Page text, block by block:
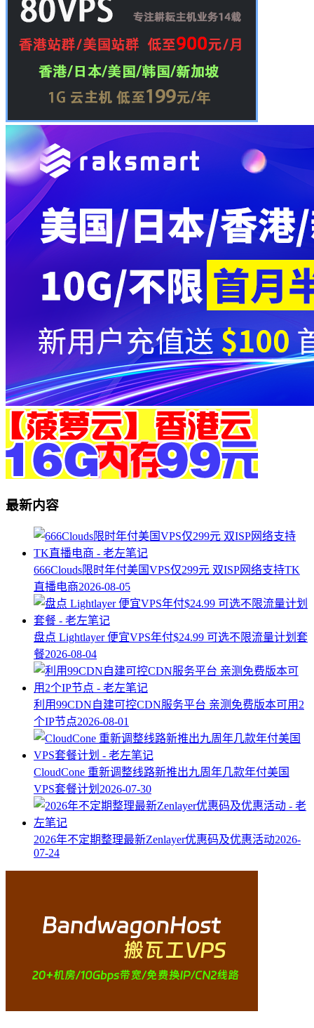
最新内容
666Clouds限时年付美国VPS仅299元 双ISP网络支持TK
直播电商2026-08-05
盘点 Lightlayer 便宜VPS年付$24.99 可选不限流量计划套
餐2026-08-04
利用99CDN自建可控CDN服务平台 亲测免费版本可用2
个IP节点2026-08-01
CloudCone 重新调整线路新推出九周年几款年付美国
VPS套餐计划 2026-07-30
2026年不定期整理最新Zenlayer优惠码及优惠活动2026-
07-24